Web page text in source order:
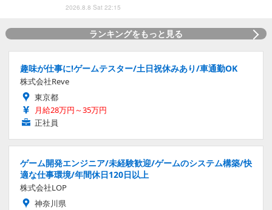
2026.8.8 Sat 22:15
ランキングをもっと見る
趣味が仕事に!ゲームテスター/土日祝休みあり/車通勤OK
株式会社Reve
東京都
月給28万円～35万円
正社員
ゲーム開発エンジニア/未経験歓迎/ゲームのシステム構築/快
適な仕事環境/年間休日120日以上
株式会社LOP
神奈川県